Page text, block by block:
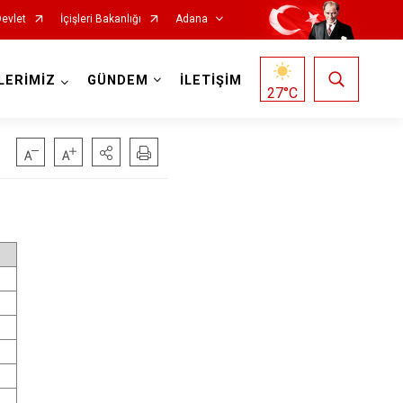
İçişleri Bakanlığı Adana
GÜNDEM İLETİŞİM
27°C